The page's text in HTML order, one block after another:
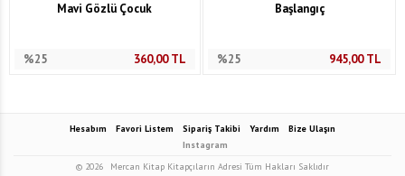
Mavi Gözlü Çocuk
%25 360,00TL
Başlangıç
%25 945,00TL
Hesabım Favori Listem Sipariş Takibi Yardım
Bize Ulaşın
Instagram
© 2026
Mercan Kitap Kitapçıların Adresi Tüm Hakları Saklıdır